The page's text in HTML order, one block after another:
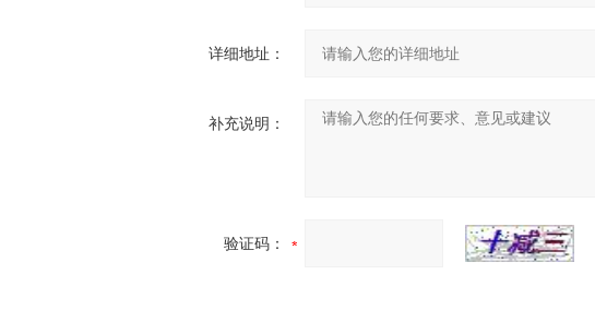
详细地址：
补充说明：
验证码：